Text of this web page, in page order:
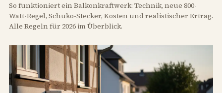
So funktioniert ein Balkonkraftwerk: Technik, neue 800-
Watt-Regel, Schuko-Stecker, Kosten und realistischer Ertrag.
Alle Regeln für 2026 im Überblick.